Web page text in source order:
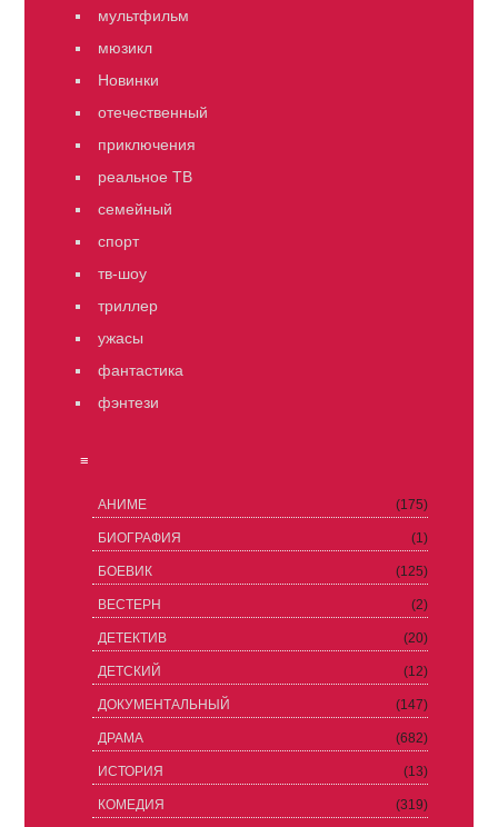
мультфильм
мюзикл
Новинки
отечественный
приключения
реальное ТВ
семейный
спорт
тв-шоу
триллер
ужасы
фантастика
фэнтези
≡
АНИМЕ (175)
БИОГРАФИЯ (1)
БОЕВИК (125)
ВЕСТЕРН (2)
ДЕТЕКТИВ (20)
ДЕТСКИЙ (12)
ДОКУМЕНТАЛЬНЫЙ (147)
ДРАМА (682)
ИСТОРИЯ (13)
КОМЕДИЯ (319)